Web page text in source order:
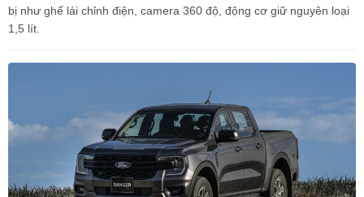
bị như ghế lái chỉnh điện, camera 360 độ, động cơ giữ nguyên loại
1,5 lít.